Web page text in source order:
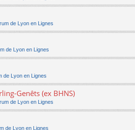
de Lyon en Lignes
de Lyon en Lignes
de Lyon en Lignes
Genêts (ex BHNS)
de Lyon en Lignes
de Lyon en Lignes